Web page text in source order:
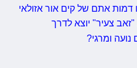
צעיר" יוצא לדרך
ומרגי?